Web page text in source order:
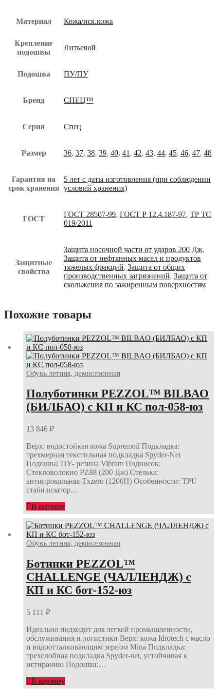
Материал Кожа/иск.кожа
Крепление
подошвы
Литьевой
Подошва ПУ/ПУ
Бренд СПЕЦ™
Серия Спец
Размер 36, 37, 38, 39, 40, 41 , 42, 43, 44, 45, 46, 47, 48
Гарантия на
срок хранения
5 лет с даты изготовления (при соблюдении
условий хранения)
ГОСТ
ГОСТ 28507-99, ГОСТ Р 12.4.187-97, ТР ТС
019/2011
Защитные
свойства
Защита носочной части от ударов 200 Дж,
Защита от нефтянных масел и продуктов
тяжелых фракций, Защита от общих
производственных загрязнений, Защита от
скольжения по зажиренным поверхностям
Похожие товары
Обувь летняя, демисезонная
Полуботинки PEZZOL™ BILBAO
(БИЛБАО) с КП и КС пол-058-юз
13 846 ₽
Верх: водостойкая кожа Supremoil Подкладка:
трехмерная текстильная подкладка Spyder-Net
Подошва: ПУ- резина Vibram Подносок:
Стекловолокно PZ88 (200 Дж) Стелька:
антипрокольная Txzero (1200Н) Особенности: TPU
стабилизатор…
В корзину
Обувь летняя, демисезонная
Ботинки PEZZOL™
CHALLENGE (ЧАЛЛЕНДЖ) с
КП и КС бот-152-юз
5 111 ₽
Идеально подходит для легкой промышленности,
обслуживания и логистики Верх: кожа Idrotech с масло
и водоотталкивающим зерном Mina Подкладка:
трехслойная подкладка Spyder-net, устойчивая к
истиранию Подошва:…
В корзину